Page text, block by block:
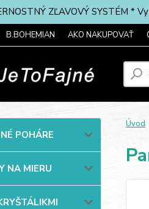
ZĽAVOVÝ SYSTÉM *
B.BOHEMIAN AKO NAKUPOVAŤ
POHÁRE
NA MIERU
Úvod